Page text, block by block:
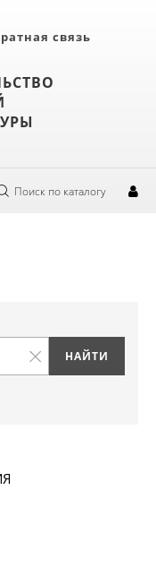
связь
Поиск по каталогу